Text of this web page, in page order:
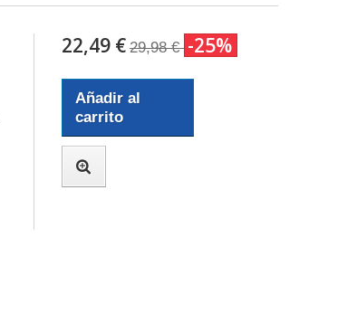
22,49 € 29,98 € -25%
Añadir al
carrito